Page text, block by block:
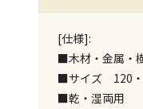
[仕様]:
■木材・金属・
■サイズ 120
■乾・湿両用